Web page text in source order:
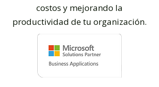
costos y mejorando la
productividad de tu organización.